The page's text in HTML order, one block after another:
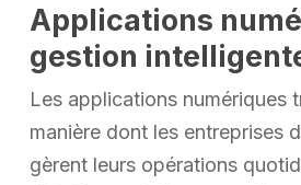
Applications
gestion
Les applications numériques
manière dont les entreprises
gèrent leurs opérations